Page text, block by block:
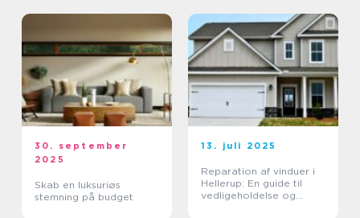
30. september
2025
Skab en luksuriøs
stemning på budget
13. juli 2025
Reparation af vinduer i
Hellerup: En guide til
vedligeholdelse og